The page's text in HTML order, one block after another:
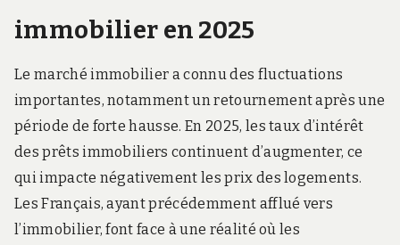
immobilier en 2025
Le marché immobilier a connu des fluctuations
importantes, notamment un retournement après une
période de forte hausse. En 2025, les taux d’intérêt
des prêts immobiliers continuent d’augmenter, ce
qui impacte négativement les prix des logements.
Les Français, ayant précédemment afflué vers
l’immobilier, font face à une réalité où les